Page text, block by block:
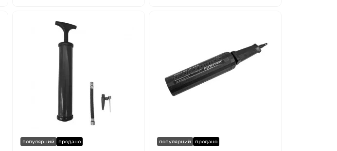
популярний продано популярний продано